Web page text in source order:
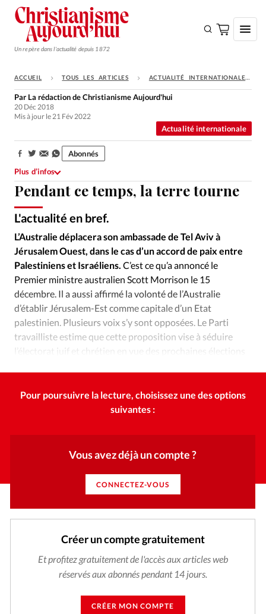
Un repère dans l'actualité depuis 1872
S'ABONNER
Monde
Opinions
Tous les articles
Faire un don
Emploi
Se connecter
Édition: Internationale
Devise:CHF
RUBRIQUES
Tous les articles
Actualité chrétienne
Actualité internationale
Chronique
Culture
Société
Tour du monde des Eglises
Trait d'Ixène
ACCUEIL TOUS LES ARTICLES ACTUALITÉ INTERNATIONALE
Pendant ce temps, la terre tourne
L'actualité en bref.
Actualité internationale
Par La rédaction de Christianisme Aujourd'hui
20 Déc 2018
Mis à jour le 21 Fév 2022
Partager:
Abonnés
Plus d’infos
L’Australie déplacera son ambassade de Tel Aviv à
Jérusalem Ouest, dans le cas d’un accord de paix entre
Palestiniens et Israéliens. C’est ce qu’a annoncé le
Premier ministre australien Scott Morrison le 15
décembre. Il a aussi affirmé la volonté de l’Australie
d’établir Jérusalem-Est comme capitale d’un Etat
palestinien. Plusieurs voix s’y sont opposées. Le Parti
travailliste estime que cette proposition vise à séduire
l’électorat juif et chrétien en vue des prochaines élections
Pour poursuivre la lecture, choisissez une des options
suivantes :
Vous avez déjà un compte ?
CONNECTEZ-VOUS
Créer un compte gratuitement
Et profitez gratuitement de l'accès aux articles web
réservés aux abonnés pendant 14 jours.
CRÉER MON COMPTE